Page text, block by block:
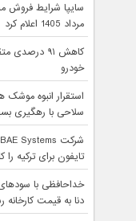
مرداد 1405 اعلام کرد
کاهش ۹۱
خودرو
سلاحی با رهگیری
تایفون برای ترکیه را
خداحافظی با سودهای
دنا به قیمت کارخانه